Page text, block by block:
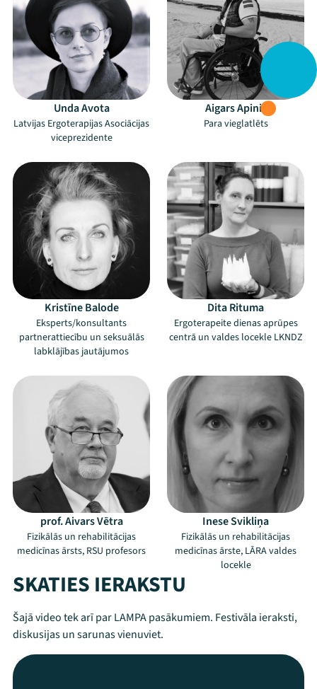
Unda Avota
Latvijas Ergoterapijas Asociācijas
viceprezidente
Aigars Apinis
Para vieglatlēts
Kristīne Balode
Eksperts/konsultants
partnerattiecību un seksuālās
labklājības jautājumos
Dita Rituma
Ergoterapeite dienas aprūpes
centrā un valdes locekle LKNDZ
prof. Aivars Vētra
Fizikālās un rehabilitācijas
medicīnas ārsts, RSU profesors
Inese Svikliņa
Fizikālās un rehabilitācijas
medicīnas ārste, LĀRA valdes
locekle
SKATIES IERAKSTU
Šajā video tek arī par LAMPA pasākumiem. Festivāla ieraksti,
diskusijas un sarunas vienuviet.